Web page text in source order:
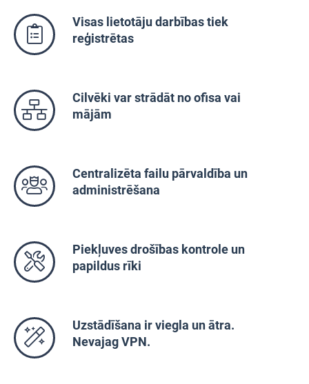
Visas lietotāju darbības tiek
reģistrētas
Cilvēki var strādāt no ofisa vai
mājām
Centralizēta failu pārvaldība un
administrēšana
Piekļuves drošības kontrole un
papildus rīki
Uzstādīšana ir viegla un ātra.
Nevajag VPN.